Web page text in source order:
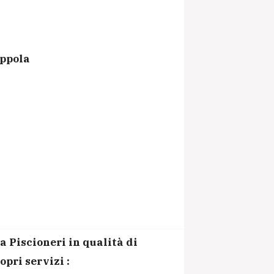
Piscioneri in qualità di
servizi :